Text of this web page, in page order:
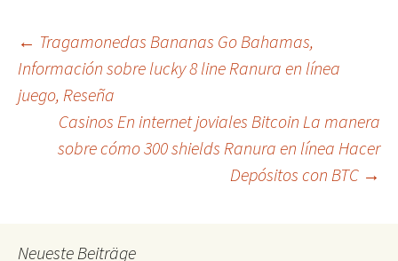
Beitrags-
Navigation
← Tragamonedas Bananas Go Bahamas,
Información sobre lucky 8 line Ranura en línea
juego, Reseña
Casinos En internet joviales Bitcoin La manera
sobre cómo 300 shields Ranura en línea Hacer
Depósitos con BTC →
Neueste Beiträge